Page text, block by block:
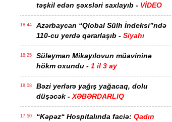
təşkil edən şəxsləri saxlayıb - VİDEO
18:44
Azərbaycan “Qlobal Sülh İndeksi”ndə
110-cu yerdə qərarlaşıb - Siyahı
18:25
Süleyman Mikayılovun müavininə
hökm oxundu - 1 il 3 ay
18:08
Bəzi yerlərə yağış yağacaq, dolu
düşəcək - XƏBƏRDARLIQ
17:50 “Kəpəz“ Hospitalında faciə: Qadın